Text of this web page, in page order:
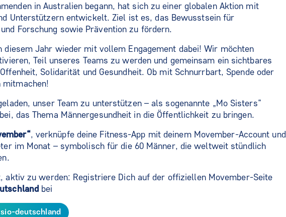
in Australien begann, hat sich zu einer globalen Aktion mit
Unterstützern entwickelt. Ziel ist es, das Bewusstsein für
Forschung sowie Prävention zu fördern.
diesem Jahr wieder mit vollem Engagement dabei! Wir möchten
Teil unseres Teams zu werden und gemeinsam ein sichtbares
Solidarität und Gesundheit. Ob mit Schnurrbart, Spende oder
mitmachen!
unser Team zu unterstützen – als sogenannte „Mo Sisters“
das Thema Männergesundheit in die Öffentlichkeit zu bringen.
, verknüpfe deine Fitness-App mit deinem Movember-Account und
im Monat – symbolisch für die 60 Männer, die weltweit stündlich
zu werden: Registriere Dich auf der offiziellen Movember-Seite
bei
deutschland